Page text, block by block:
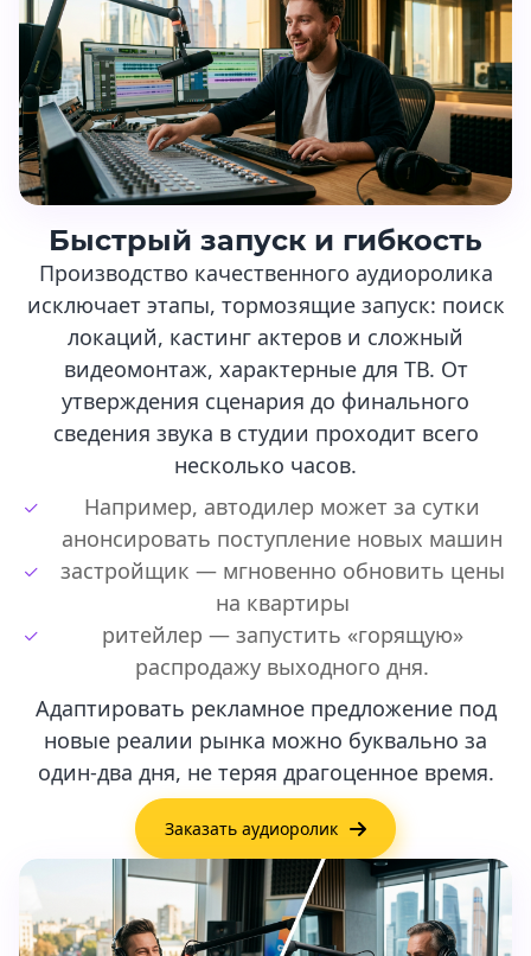
Быстрый запуск и гибкость
Производство качественного аудиоролика
исключает этапы, тормозящие запуск: поиск
локаций, кастинг актеров и сложный
видеомонтаж, характерные для ТВ. От
утверждения сценария до финального
сведения звука в студии проходит всего
несколько часов.
Например, автодилер может за сутки
анонсировать поступление новых машин
застройщик — мгновенно обновить цены
на квартиры
ритейлер — запустить «горящую»
распродажу выходного дня.
Адаптировать рекламное предложение под
новые реалии рынка можно буквально за
один-два дня, не теряя драгоценное время.
Заказать аудиоролик